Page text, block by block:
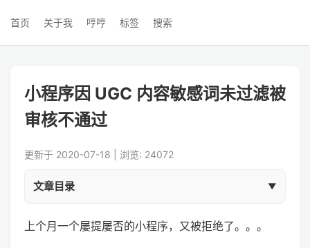
首页 关于我 哼哼 标签 搜索
小程序因 UGC 内容敏感词未过滤被
审核不通过
更新于 2020-07-18 | 浏览: 24072
文章目录
上个月一个屡提屡否的小程序，又被拒绝了。。。